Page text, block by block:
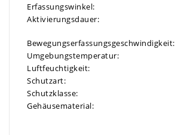
Erfassungswinkel:
Aktivierungsdauer:
Bewegungserfassungsgeschwindigkeit:
Umgebungstemperatur:
Luftfeuchtigkeit:
Schutzart:
Schutzklasse:
Gehäusematerial: